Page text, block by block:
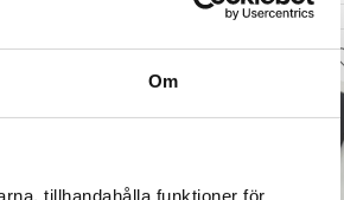
Om
tillhandahålla funktioner för
Lägg till i favoriter